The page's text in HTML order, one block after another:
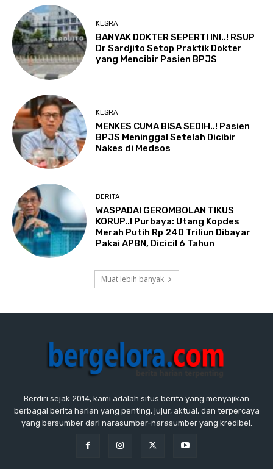
KESRA
BANYAK DOKTER SEPERTI INI..! RSUP
Dr Sardjito Setop Praktik Dokter
yang Mencibir Pasien BPJS
KESRA
MENKES CUMA BISA SEDIH..! Pasien
BPJS Meninggal Setelah Dicibir
Nakes di Medsos
BERITA
WASPADAI GEROMBOLAN TIKUS
KORUP..! Purbaya: Utang Kopdes
Merah Putih Rp 240 Triliun Dibayar
Pakai APBN, Dicicil 6 Tahun
Muat lebih banyak
Berdiri sejak 2014, kami adalah situs berita yang menyajikan
berbagai berita harian yang penting, jujur, aktual, dan terpercaya
yang bersumber dari narasumber-narasumber yang kredibel.